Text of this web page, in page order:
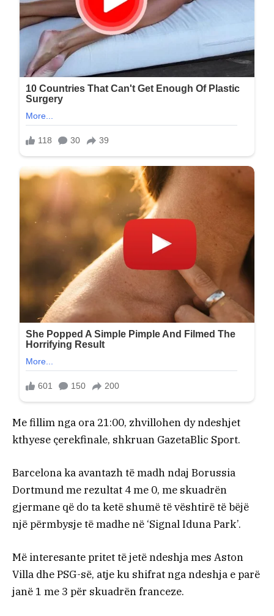
Me fillim nga ora 21:00, zhvillohen dy ndeshjet
kthyese çerekfinale, shkruan GazetaBlic Sport.
Barcelona ka avantazh të madh ndaj Borussia
Dortmund me rezultat 4 me 0, me skuadrën
gjermane që do ta ketë shumë të vështirë të bëjë
një përmbysje të madhe në ‘Signal Iduna Park’.
Më interesante pritet të jetë ndeshja mes Aston
Villa dhe PSG-së, atje ku shifrat nga ndeshja e parë
janë 1 me 3 për skuadrën franceze.